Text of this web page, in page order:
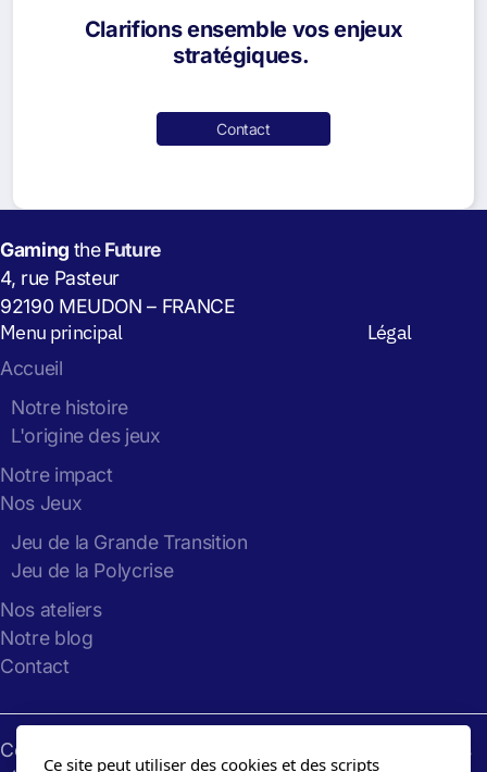
Clarifions ensemble vos enjeux
stratégiques.
Contact
Gaming theFuture
4, rue Pasteur
92190 MEUDON – FRANCE
Menu principal
Accueil
Notre histoire
L'origine des jeux
Notre impact
Nos Jeux
Jeu de la Grande Transition
Jeu de la Polycrise
Nos ateliers
Notre blog
Contact
Légal
Copyright
: 2024-2026, tous droits
Ce site peut utiliser des cookies et des scripts